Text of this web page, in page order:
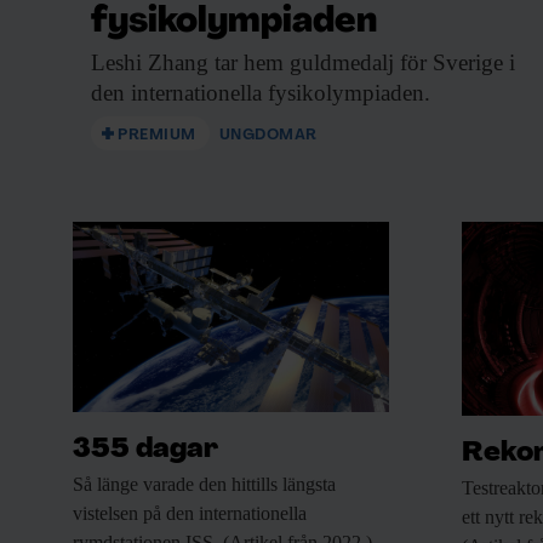
Klicka här för att länkas till direktsändningen.
2. Ett försvar för jorden
År 2016 grundade NASA organisationen
Office. Strax därefter grundade även den
en motsvarande organisation. Målet är att
och andra objekt som kan utgöra ett hot
rymduppdrag som kan hindra objekt från
fysikolympiaden
Leshi Zhang tar hem guldmedalj för Sverige i
den internationella fysikolympiaden.
PREMIUM UNGDOMAR
355 dagar
Så länge varade den hittills längsta
vistelsen på den internationella
ett nytt